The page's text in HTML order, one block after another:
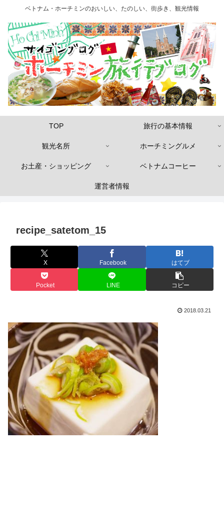
ベトナム・ホーチミンのおいしい、たのしい、街歩き、観光情報
TOP 旅行の基本情報
観光名所 ホーチミングルメ
お土産・ショッピング ベトナムコーヒー
運営者情報
recipe_satetom_15
X Facebook はてブ
Pocket LINE コピー
2018.03.21